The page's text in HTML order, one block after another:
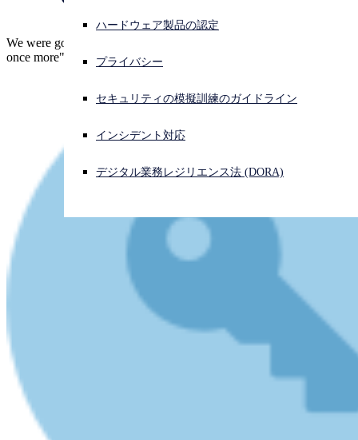
サイバー攻撃を受けている場合、連絡先はこちら
サインイン
ハードウェア製品の認定
プライバシー
セキュリティの模擬訓練のガイドライン
インシデント対応
デジタル業務レジリエンス法 (DORA)
We were going to write, "Once more unto the breach, dear friends,
once more"... but it seems to go without saying these days.